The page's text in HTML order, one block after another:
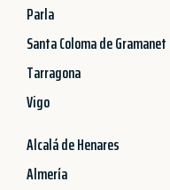
Parla
Santa Coloma de Gramanet
Tarragona
Vigo
Alcalá de Henares
Almería